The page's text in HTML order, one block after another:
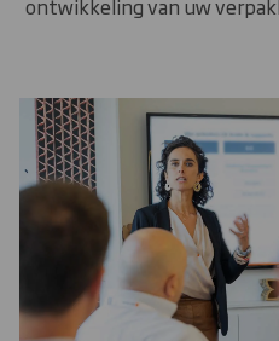
ontwikkeling van uw